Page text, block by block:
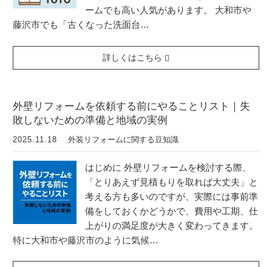
ームでも高い人気があります。 大和市や
藤沢市でも「古くなった洗面台…
詳しくはこちら
外壁リフォームを依頼する前にやることリスト｜失
敗しないための準備と地域の実例
2025.11.18 外装リフォームに関する豆知識
はじめに 外壁リフォームを検討する際、
「とりあえず見積もりを取れば大丈夫」と
考える方も多いのですが、実際には事前準
備をしておくかどうかで、費用や工期、仕
上がりの満足度が大きく変わってきます。
特に大和市や藤沢市のように気候…